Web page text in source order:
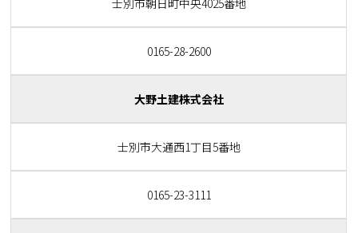
0165-28-2600
大野土建株式会社
士別市大通西1丁目5番地
0165-23-3111